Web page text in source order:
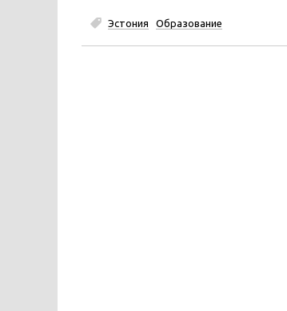
Эстония Образование